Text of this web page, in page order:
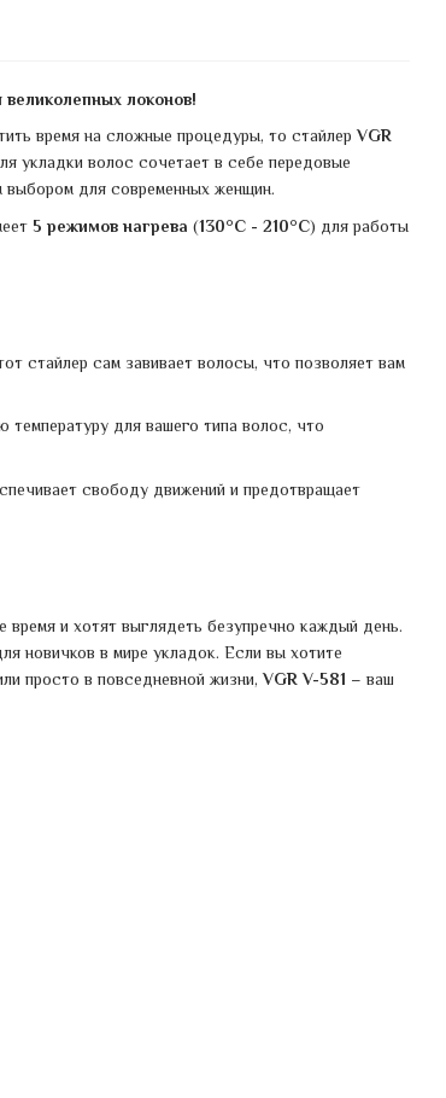
локонов!
время на сложные процедуры, то стайлер VGR
укладки волос сочетает в себе передовые
выбором для современных женщин.
5 режимов нагрева (130°C - 210°C) для работы
стайлер сам завивает волосы, что позволяет вам
для вашего типа волос, что
свободу движений и предотвращает
и хотят выглядеть безупречно каждый день.
новичков в мире укладок. Если вы хотите
просто в повседневной жизни,VGR V-581 – ваш